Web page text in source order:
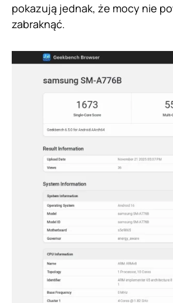
pokazują jednak, że mocy nie
zabraknąć.